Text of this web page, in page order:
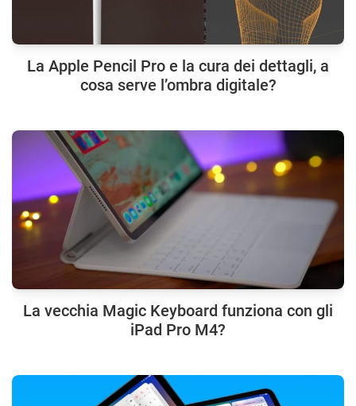
La Apple Pencil Pro e la cura dei dettagli, a
cosa serve l’ombra digitale?
La vecchia Magic Keyboard funziona con gli
iPad Pro M4?